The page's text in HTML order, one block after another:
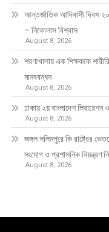
আন্তর্জাতিক আদিবাসী দিবস
– নিকোলাস বিশ্বাস
August 8, 2026
শরণখোলায় এক শিক্ষককে
মানববন্ধন
August 8, 2026
ঢাকায় ২য় বাংলাদেশ
August 8, 2026
জঙ্গল সলিমপুরে কি রাষ্ট্রের
সংযোগ ও প্রশাসনিক নিয়ন্ত্রণ
August 8, 2026